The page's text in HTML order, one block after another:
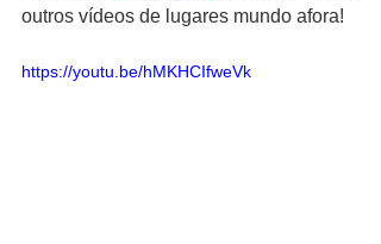
outros vídeos de lugares mundo afora!
https://youtu.be/hMKHCIfweVk